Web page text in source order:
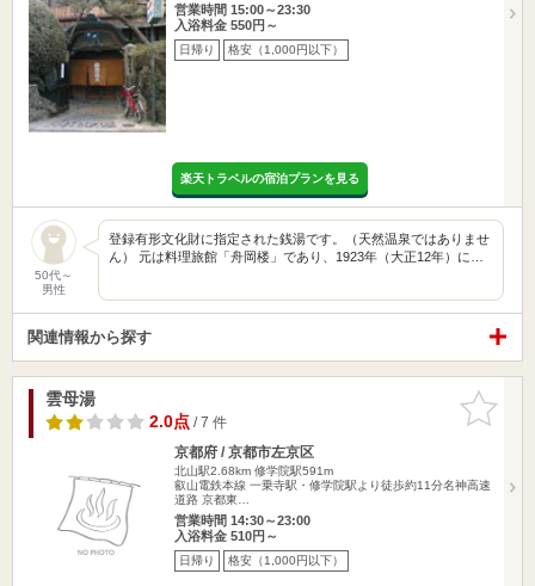
営業時間 15:00～23:30
入浴料金 550円～
日帰り 格安（1,000円以下）
楽天トラベルの宿泊プランを見る
50代～
男性
登録有形文化財に指定された銭湯です。（天然温泉ではありませ
ん） 元は料理旅館「舟岡楼」であり、1923年（大正12年）に…
関連情報から探す
お気に入
りに追加
雲母湯
2.0点/ 7 件
京都府 / 京都市左京区
北山駅2.68km 修学院駅591m
叡山電鉄本線 一乗寺駅・修学院駅より徒歩約11分名神高速
道路 京都東…
営業時間 14:30～23:00
入浴料金 510円～
日帰り 格安（1,000円以下）